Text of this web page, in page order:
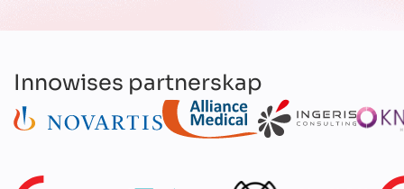
Innowises partnerskap